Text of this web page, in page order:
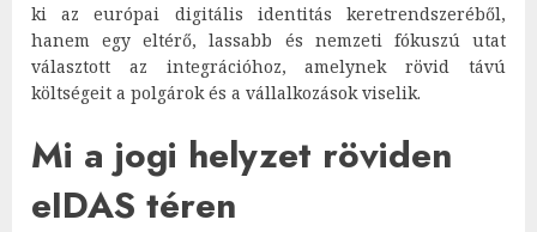
ki az európai digitális identitás keretrendszeréből,
hanem egy eltérő, lassabb és nemzeti fókuszú utat
választott az integrációhoz, amelynek rövid távú
költségeit a polgárok és a vállalkozások viselik.
Mi a jogi helyzet röviden
eIDAS téren